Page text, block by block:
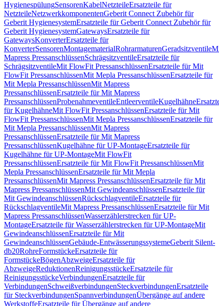
HygienespülungSensorenKabelNetzteileErsatzteile für
NetzteileNetzwerkkomponentenGeberit Connect Zubehör für
Geberit HygienesystemErsatzteile für Geberit Connect Zubehör für
Geberit HygienesystemGatewaysErsatzteile für
GatewaysKonverterErsatzteile für
KonverterSensorenMontagematerialRohrarmaturenGeradsitzventile
Mapress PressanschlüssenSchrägsitzventileErsatzteile für
SchrägsitzventileMit FlowFit PressanschlüssenErsatzteile für Mit
FlowFit PressanschlüssenMit Mepla PressanschlüssenErsatzteile für
Mit Mepla PressanschlüssenMit Mapress
PressanschlüssenErsatzteile für Mit Mapress
PressanschlüssenProbenahmeventileEntleerventileKugelhähne
für KugelhähneMit FlowFit PressanschlüssenErsatzteile für Mit
FlowFit PressanschlüssenMit Mepla PressanschlüssenErsatzteile für
Mit Mepla PressanschlüssenMit Mapress
PressanschlüssenErsatzteile für Mit Mapress
PressanschlüssenKugelhähne für UP-MontageErsatzteile für
Kugelhähne für UP-MontageMit FlowFit
PressanschlüssenErsatzteile für Mit FlowFit PressanschlüssenMit
Mepla PressanschlüssenErsatzteile für Mit Mepla
PressanschlüssenMit Mapress PressanschlüssenErsatzteile für Mit
Mapress PressanschlüssenMit GewindeanschlüssenErsatzteile für
Mit GewindeanschlüssenRückschlagventileErsatzteile für
RückschlagventileMit Mapress PressanschlüssenErsatzteile für Mit
Mapress PressanschlüssenWasserzählerstrecken für UP-
MontageErsatzteile für Wasserzählerstrecken für UP-MontageMit
GewindeanschlüssenErsatzteile für Mit
GewindeanschlüssenGebäude-EntwässerungssystemeGeberit Silent-
db20RohreFormstückeErsatzteile für
FormstückeBögenAbzweigeErsatzteile für
AbzweigeReduktionenReinigungsstückeErsatzteile für
ReinigungsstückeVerbindungenErsatzteile für
VerbindungenSchweißverbindungenSteckverbindungenErsatzteile
für SteckverbindungenSpannverbindungenÜbergänge auf andere
WerkstoffeErsatzteile für Übergänge auf andere